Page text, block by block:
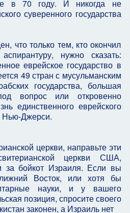
в 70 году. И никогда не
суверенного государства
что только тем, кто окончил
нужно сказать:
еврейское государство в
49 стран с мусульманским
государства, большая
вопрос или откровенно
единственного еврейского
Нью-Джерси.
церкви, направьте эти
церкви США,
за бойкот Израиля. Если вы
Восток, или хотя бы
науки, и у вашего
позиция, спросите своего
законен, а Израиль нет